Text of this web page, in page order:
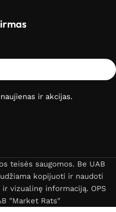
ir akcijas.
teisės saugomos. Be UAB
kopijuoti ir naudoti
vizualinę informaciją. OPS
"Market Rats"